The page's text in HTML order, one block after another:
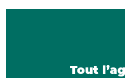
Tout